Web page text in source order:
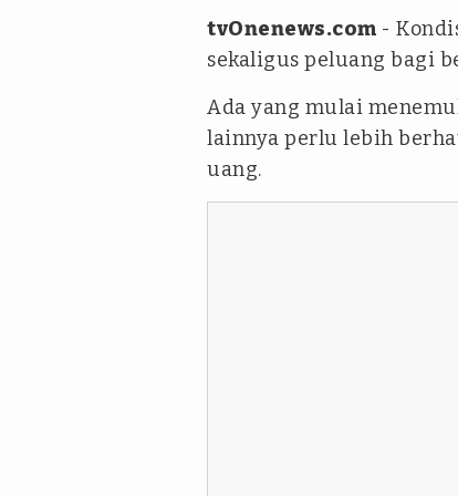
tvOnenews.com -
sekaligus peluang bagi
Ada yang mulai
lainnya perlu lebih
uang.